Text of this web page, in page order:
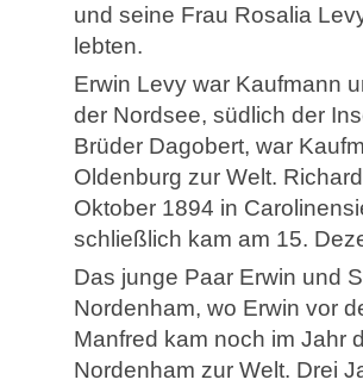
und seine Frau Rosalia
lebten.
Erwin Levy war Kaufmann
der Nordsee, südlich der
Brüder Dagobert, war
Oldenburg zur Welt.
Oktober 1894 in
schließlich kam am 15.
Das junge Paar Erwin und
Nordenham, wo Erwin vor
Manfred kam noch im Jahr
Nordenham zur Welt. Drei